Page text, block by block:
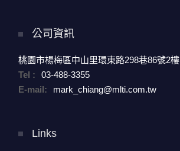
公司資訊
桃園市楊梅區中山里環東路298巷86號2樓
Tel :
03-488-3355
E-mail:
mark_chiang@mlti.com.tw
Links